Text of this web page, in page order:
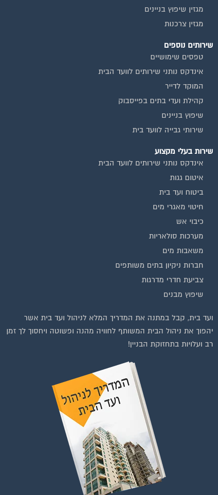
מגזין שיפוץ בניינים
מגזין צרכנות
שירותים נוספים
טפסים שימושיים
אינדקס נותני שירותים לוועד הבית
המוקד לדייר
קהילת ועדי בתים בפייסבוק
שיפוץ בניינים
שירותי גבייה לוועד בית
שירות בעלי מקצוע
אינדקס נותני שירותים לוועד הבית
איטום גגות
ביטוח ועד בית
חיטוי מאגרי מים
כיבוי אש
מערכות סולאריות
משאבות מים
חברות ניקיון בתים משותפים
צביעת חדרי מדרגות
שיפוץ מבנים
ועד בית, קבל במתנה את המדריך המלא לניהול ועד בית אשר
יהפוך את ניהול הבית המשותף לחוויה מהנה ופשוטה ויחסוך לך זמן
רב ועלויות בתחזוקת הבניין!
לחצו על התמונה או על הכפתור ושלחו בקשת הצטרפות בדף
לחץ למעבר לקבוצה